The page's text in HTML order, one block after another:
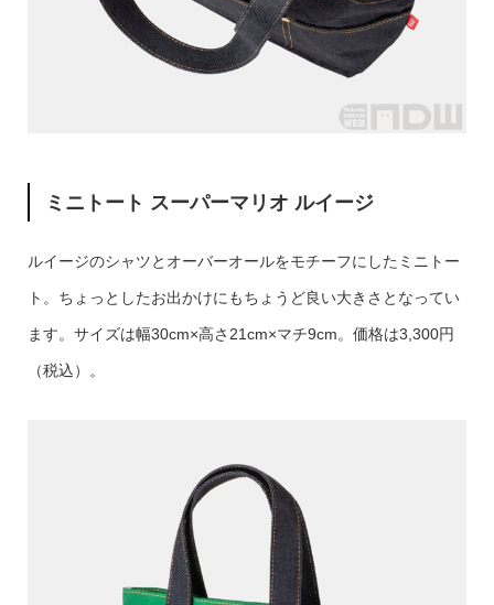
ミニトート スーパーマリオ ルイージ
ルイージのシャツとオーバーオールをモチーフにしたミニトー
ト。ちょっとしたお出かけにもちょうど良い大きさとなってい
ます。サイズは幅30cm×高さ21cm×マチ9cm。価格は3,300円
（税込）。